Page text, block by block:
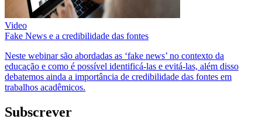
Video
Fake News e a credibilidade das fontes
Neste webinar são abordadas as ‘fake news’ no contexto da
educação e como é possível identificá-las e evitá-las, além disso
debatemos ainda a importância de credibilidade das fontes em
trabalhos acadêmicos.
Subscrever